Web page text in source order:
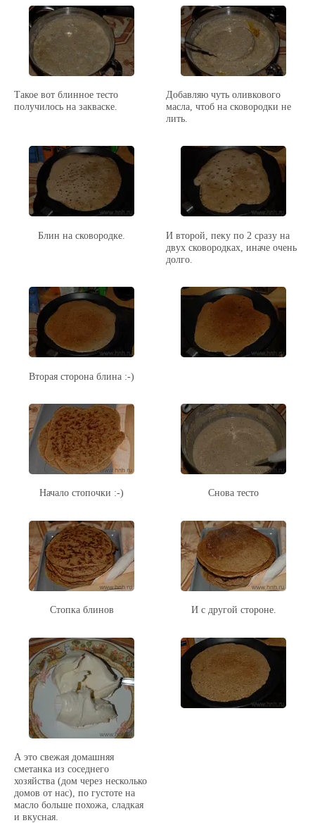
Такое вот блинное тесто
получилось на закваске.
Добавляю чуть оливкового
масла, чтоб на сковородки не
лить.
Блин на сковородке.
И второй, пеку по 2 сразу на
двух сковородках, иначе очень
долго.
Вторая сторона блина :-)
Начало стопочки :-) Снова тесто
Стопка блинов И с другой стороне.
А это свежая домашняя
сметанка из соседнего
хозяйства (дом через несколько
домов от нас), по густоте на
масло больше похожа, сладкая
и вкусная.